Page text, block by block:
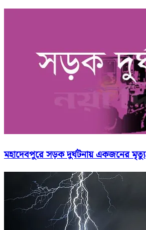
মহাদেবপুরে সড়ক দুর্ঘটনায় একজনের মৃত্যু